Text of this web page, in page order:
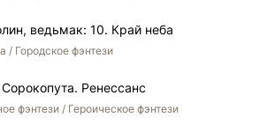
ведьмак: 10. Край неба
/ Городское фэнтези
Ренессанс
фэнтези / Героическое фэнтези